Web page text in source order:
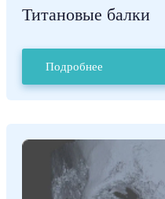
Титановые балки
Подробнее